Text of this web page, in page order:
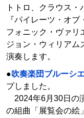
トトロ、クラウス
『パイレーツ・オ
フォニック・ヴァリ
ジョン・ウィリアム
演奏します。
●吹奏楽団ブルーシ
プしました。
2024年6月30日の
の組曲「展覧会の絵